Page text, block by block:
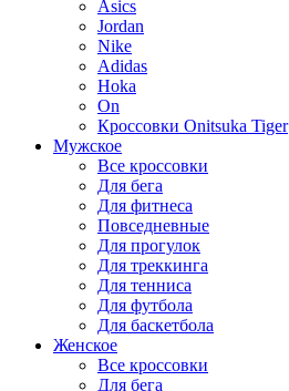
Asics
Jordan
Nike
Adidas
Hoka
On
Кроссовки Onitsuka Tiger
Мужское
Все кроссовки
Для бега
Для фитнеса
Повседневные
Для прогулок
Для треккинга
Для тенниса
Для футбола
Для баскетбола
Женское
Все кроссовки
Для бега